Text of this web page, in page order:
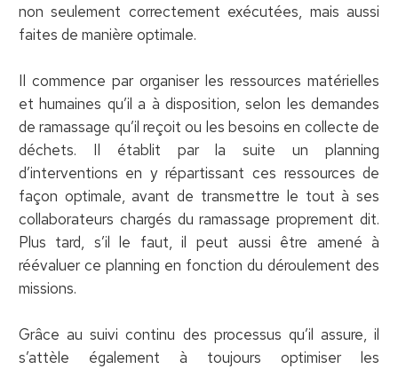
non seulement correctement exécutées, mais aussi
faites de manière optimale.
Il commence par organiser les ressources matérielles
et humaines qu’il a à disposition, selon les demandes
de ramassage qu’il reçoit ou les besoins en collecte de
déchets. Il établit par la suite un planning
d’interventions en y répartissant ces ressources de
façon optimale, avant de transmettre le tout à ses
collaborateurs chargés du ramassage proprement dit.
Plus tard, s’il le faut, il peut aussi être amené à
réévaluer ce planning en fonction du déroulement des
missions.
Grâce au suivi continu des processus qu’il assure, il
s’attèle également à toujours optimiser les